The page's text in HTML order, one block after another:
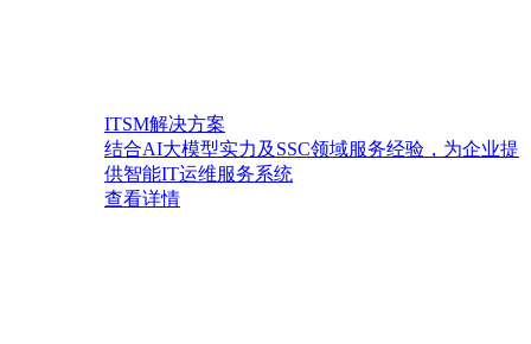
ITSM解决方案
结合AI大模型实力及SSC领域服务经验，为企业提
供智能IT运维服务系统
查看详情